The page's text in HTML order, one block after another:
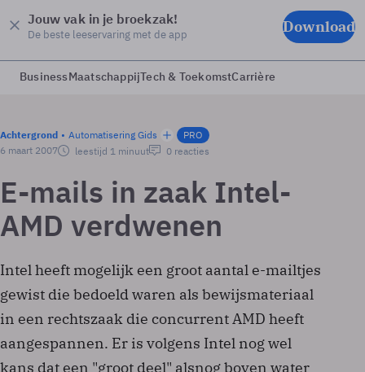
Jouw vak in je broekzak!
De beste leeservaring met de app Download
BusinessMaatschappijTech & ToekomstCarrière
Achtergrond Automatisering Gids
PRO
6 maart 2007
leestijd 1 minuut 0 reacties
E-mails in zaak Intel-
AMD verdwenen
Intel heeft mogelijk een groot aantal e-mailtjes
gewist die bedoeld waren als bewijsmateriaal
in een rechtszaak die concurrent AMD heeft
aangespannen. Er is volgens Intel nog wel
kans dat een "groot deel" alsnog boven water